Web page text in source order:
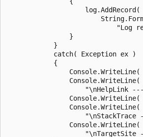
                    log.AddRecord(
"Log
                }
            }
            catch( Exception ex )
            {
                Console.WriteLine(
"\nHelpLink
                Console.WriteLine(
"\nStackTrace
                Console.WriteLine(
"\nTargetSite